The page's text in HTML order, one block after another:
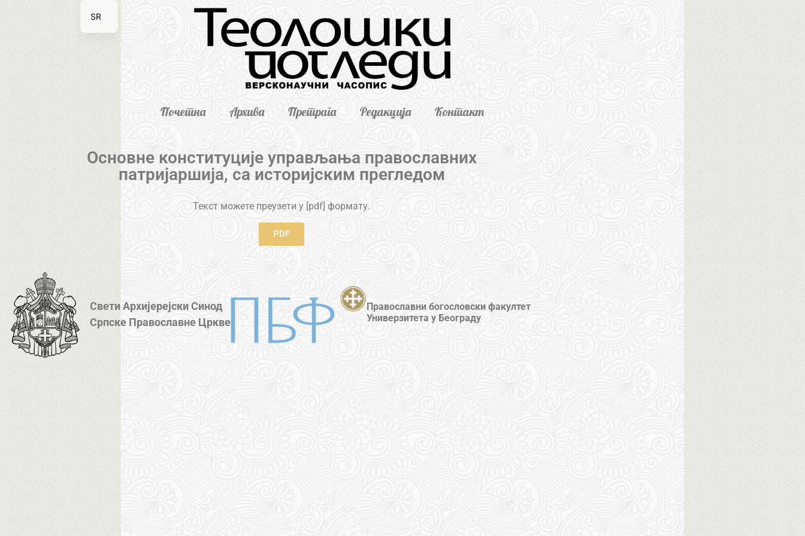
Почетна Архива Претрага Редакција Контакт
Основне конституције управљања православних
патријаршија, са историјским прегледом
Текст можете преузети у [pdf] формату.
PDF
Свети Архијерејски Синод
Српске Православне Цркве
Православни богословски факултет
Универзитета у Београду
SR
EN